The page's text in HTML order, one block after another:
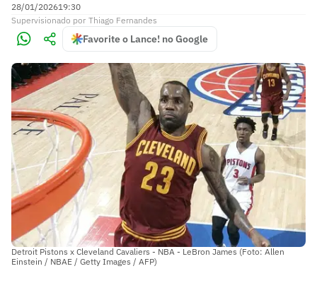
28/01/202619:30
Supervisionado por Thiago Fernandes
Favorite o Lance! no Google
Detroit Pistons x Cleveland Cavaliers - NBA - LeBron James (Foto: Allen
Einstein / NBAE / Getty Images / AFP)